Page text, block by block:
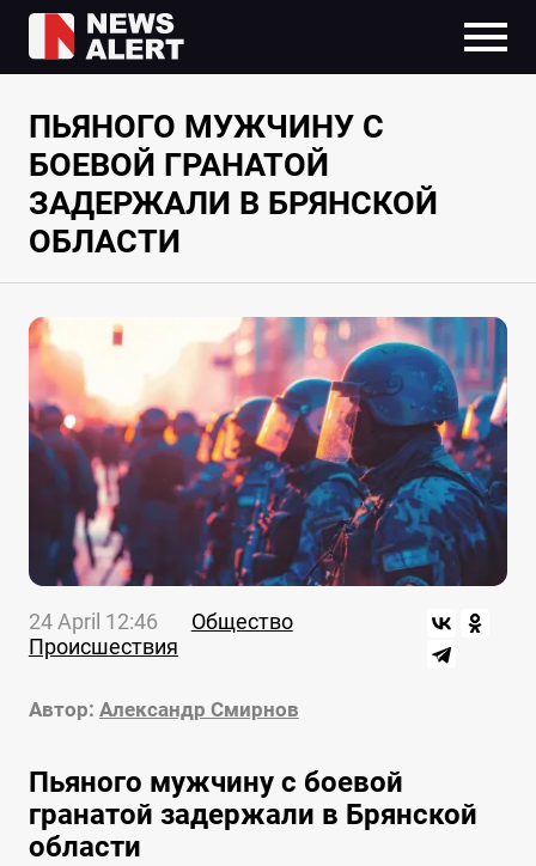
ПЬЯНОГО МУЖЧИНУ С
БОЕВОЙ ГРАНАТОЙ
ЗАДЕРЖАЛИ В БРЯНСКОЙ
ОБЛАСТИ
24 April 12:46
Общество
Происшествия
Автор: Александр Смирнов
Пьяного мужчину с боевой
гранатой задержали в Брянской
области